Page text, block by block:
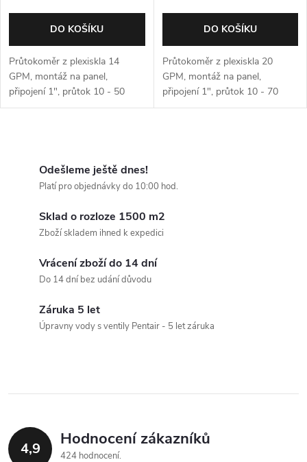
DO KOŠÍKU
Průtokoměr z plexiskla 14
GPM, montáž na panel,
připojení 1", průtok 10 - 50
l/min, 600-3000 l/hod s
DO KOŠÍKU
Průtokoměr z plexiskla 20
GPM, montáž na panel,
připojení 1", průtok 10 - 70
l/min, 600-4200 l/hod s
r
v
k
Odešleme ještě dnes!
Platí pro objednávky do 10:00 hod.
Sklad o rozloze 1500 m2
Zboží skladem ihned k expedici
Vrácení zboží do 14 dní
Do 14 dní bez udání důvodu
Záruka 5 let
Úpravny vody s ventily Pentair - 5 let záruka
4,9 Hodnocení zákazníků
424 hodnocení